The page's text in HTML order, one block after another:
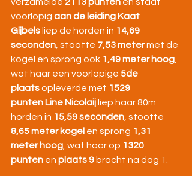
voorlopig aan de leiding Kaat
Gijbels liep de horden in 14,69
seconden , stootte 7,53 meter met de
kogel en sprong ook 1,49 meter hoog
wat haar een voorlopige 5de
plaats opleverde met 1529
punten Line Nicolaij liep haar 80m
horden in 15,59 seconden , stootte
8,65 meter kogel en sprong 1,31
meter hoog , wat haar op 1320
punten en plaats 9 bracht na dag 1.